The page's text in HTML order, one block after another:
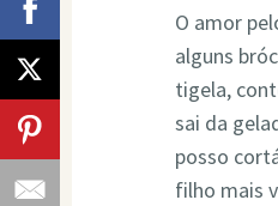
O amor
alguns
tigela,
sai da
posso
filho mais